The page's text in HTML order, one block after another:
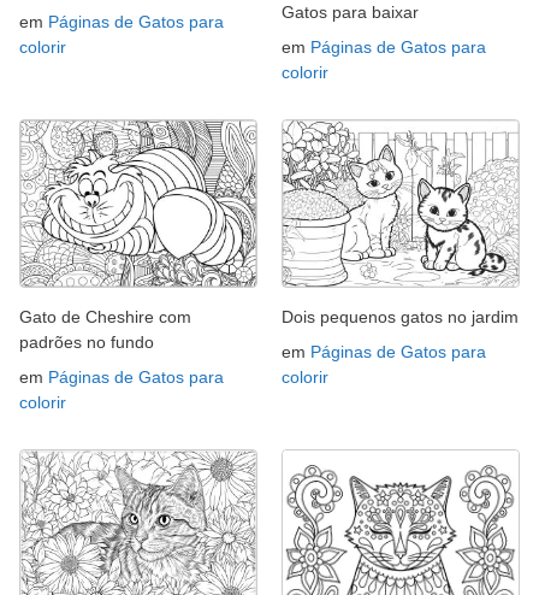
em Páginas de Gatos para
colorir
Gatos para baixar
em Páginas de Gatos para
colorir
Gato de Cheshire com
padrões no fundo
em Páginas de Gatos para
colorir
Dois pequenos gatos no jardim
em Páginas de Gatos para
colorir